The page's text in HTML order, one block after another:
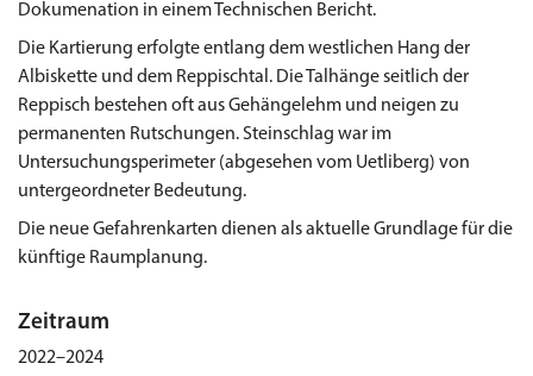
Dokumenation in einem Technischen Bericht.
Die Kartierung erfolgte entlang dem westlichen Hang der
Albiskette und dem Reppischtal. Die Talhänge seitlich der
Reppisch bestehen oft aus Gehängelehm und neigen zu
permanenten Rutschungen. Steinschlag war im
Untersuchungsperimeter (abgesehen vom Uetliberg) von
untergeordneter Bedeutung.
Die neue Gefahrenkarten dienen als aktuelle Grundlage für die
künftige Raumplanung.
Zeitraum
2022–2024